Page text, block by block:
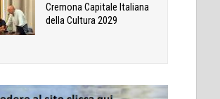
Cremona Capitale Italiana
della Cultura 2029